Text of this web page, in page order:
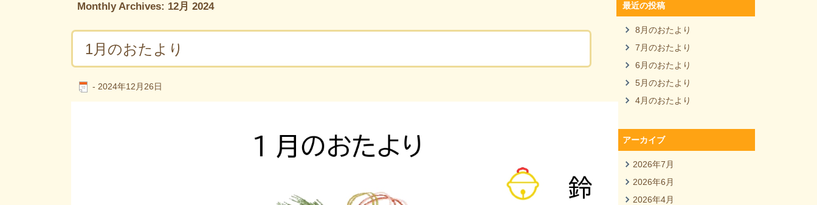
Monthly Archives: 12月 2024
1月のおたより
- 2024年12月26日
最近の投稿
8月のおたより
7月のおたより
6月のおたより
5月のおたより
4月のおたより
アーカイブ
2026年7月
2026年6月
2026年4月